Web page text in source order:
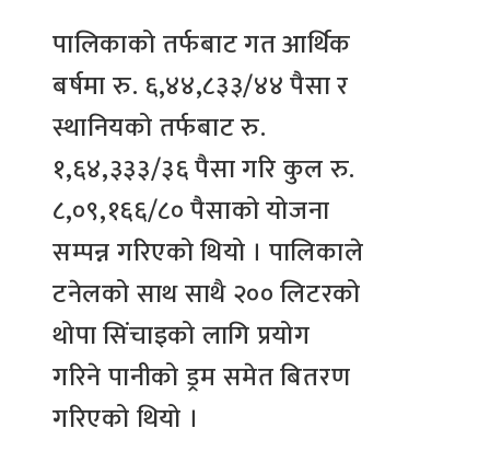
पालिकाको तर्फबाट गत आर्थिक
बर्षमा रु. ६,४४,८३३/४४ पैसा र
स्थानियको तर्फबाट रु.
१,६४,३३३/३६ पैसा गरि कुल रु.
८,०९,१६६/८० पैसाको योजना
सम्पन्न गरिएको थियो । पालिकाले
टनेलको साथ साथै २०० लिटरको
थोपा सिंचाइको लागि प्रयोग
गरिने पानीको ड्रम समेत बितरण
गरिएको थियो ।